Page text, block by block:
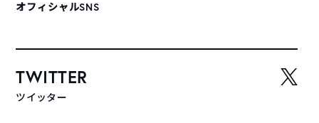
オフィシャルSNS
TWITTER
ツイッター